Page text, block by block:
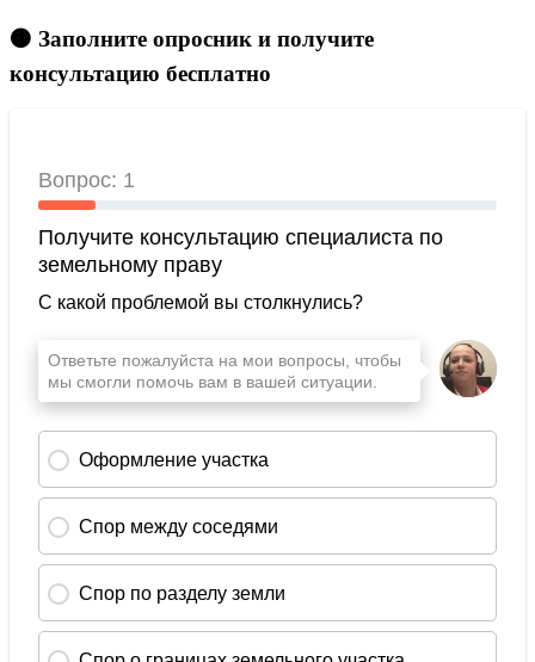
🟠 Заполните опросник и получите
консультацию бесплатно